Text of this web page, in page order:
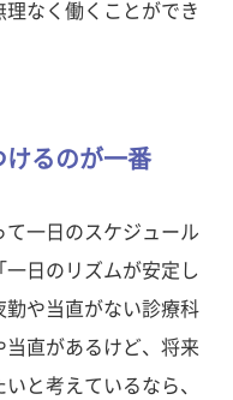
なく働くことができ
けるのが一番
一日のスケジュール
日のリズムが安定し
勤や当直がない診療科
直があるけど、将来
と考えているなら、